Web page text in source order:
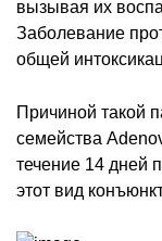
вызывая их
Заболевание
общей
Причиной такой
семейства
течение 14 дней
этот вид